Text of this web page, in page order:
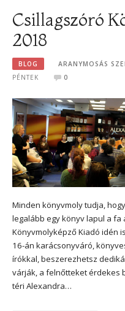
Csillagszóró
2018
BLOG ARANYMOSÁS
PÉNTEK
0
Minden könyvmoly tudja,
legalább egy könyv lapul a fa
Könyvmolyképző Kiadó idén
16-án karácsonyváró,
írókkal, beszerezhetsz
várják, a felnőtteket érdekes
téri Alexandra…